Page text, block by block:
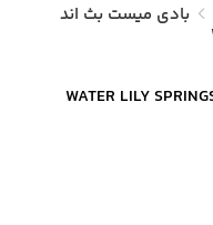
بادی میست بث اند